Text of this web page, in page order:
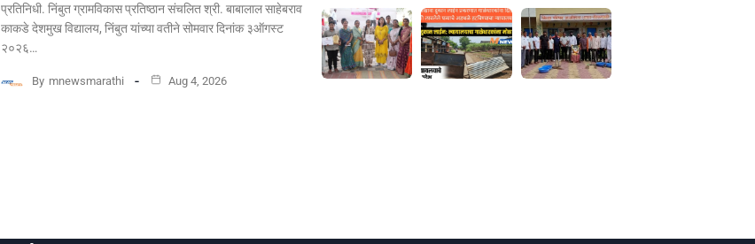
प्रतिनिधी. निंबुत ग्रामविकास प्रतिष्ठान संचलित श्री. बाबालाल साहेबराव
काकडे देशमुख विद्यालय, निंबुत यांच्या वतीने सोमवार दिनांक ३ऑगस्ट
२०२६…
By mnewsmarathi Aug 4, 2026